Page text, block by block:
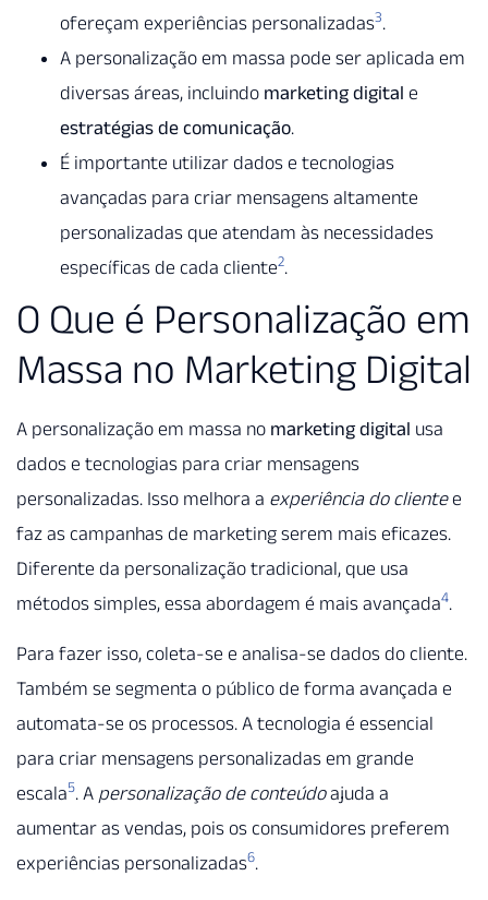
ofereçam experiências personalizadas3.
A personalização em massa pode ser aplicada em
diversas áreas, incluindo marketing digital e
estratégias de comunicação.
É importante utilizar dados e tecnologias
avançadas para criar mensagens altamente
personalizadas que atendam às necessidades
específicas de cada cliente2.
O Que é Personalização em
Massa no Marketing Digital
A personalização em massa no marketing digital usa
dados e tecnologias para criar mensagens
personalizadas. Isso melhora a experiência do clientee
faz as campanhas de marketing serem mais eficazes.
Diferente da personalização tradicional, que usa
métodos simples, essa abordagem é mais avançada4.
Para fazer isso, coleta-se e analisa-se dados do cliente.
Também se segmenta o público de forma avançada e
automata-se os processos. A tecnologia é essencial
para criar mensagens personalizadas em grande
escala5. A personalização de conteúdoajuda a
aumentar as vendas, pois os consumidores preferem
experiências personalizadas6.